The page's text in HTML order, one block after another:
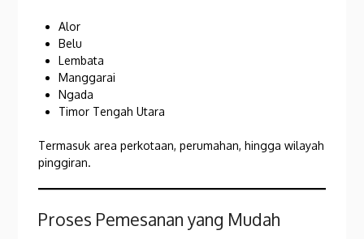
Alor
Belu
Lembata
Manggarai
Ngada
Timor Tengah Utara
Termasuk area perkotaan, perumahan, hingga wilayah
pinggiran.
Proses Pemesanan yang Mudah